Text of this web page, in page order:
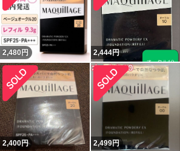
2,480 円 2,444円
2,400円 2,499円